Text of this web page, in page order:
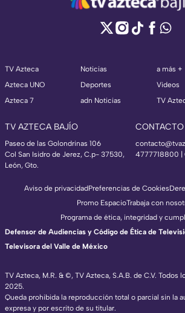
TV Azteca
Azteca UNO
Azteca 7
Noticias
Deportes
adn Noticias
a más +
Videos
TV
TV AZTECA BAJÍO
Paseo de las Golondrinas 106
Col San Isidro de Jerez, C.p- 37530,
León, Gto.
CONTACTO
4777718800 |
TV Azteca, M.R. & ©, TV Azteca, S.A.B. de C.V. Todos
2025.
Queda prohibida la reproducción total o parcial sin la
expresa y por escrito de su titular.
Aviso de privacidadPreferencias de Cookies
Promo EspacioTrabaja con
Programa de ética, integridad y
Defensor de Audiencias y Código de Ética de
Televisora del Valle de México